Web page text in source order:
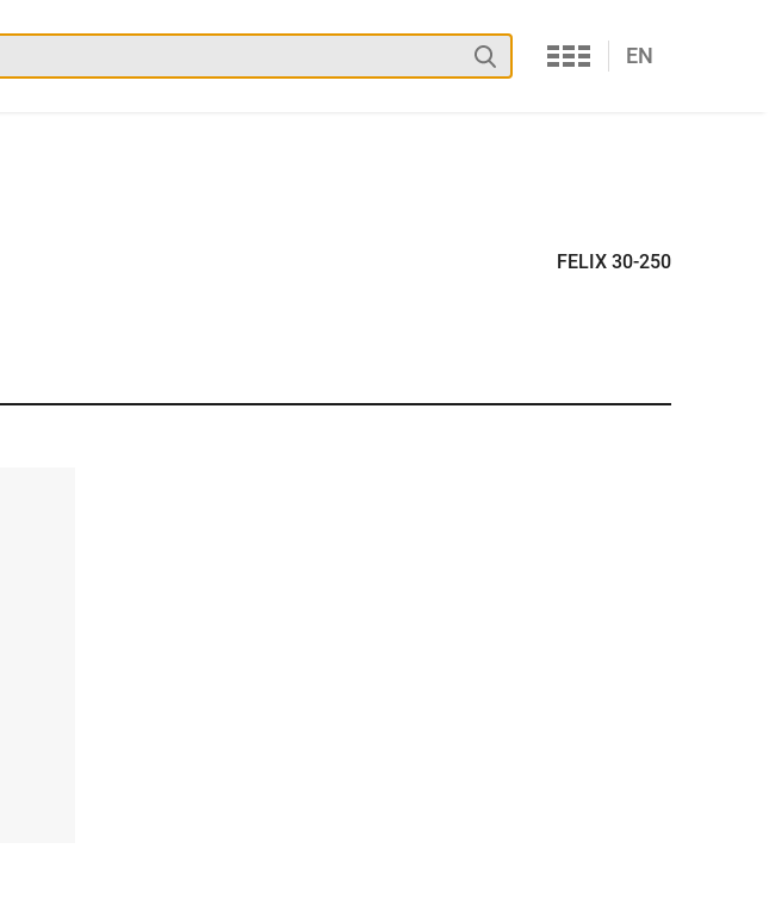
Suchen
Services
EN
FELIX 30-250